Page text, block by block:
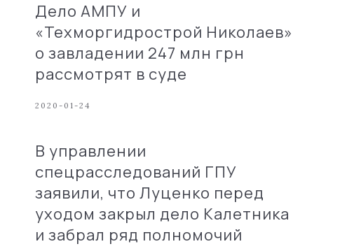
Дело АМПУ и
«Техморгидрострой Николаев»
о завладении 247 млн грн
рассмотрят в суде
2020-01-24
В управлении
спецрасследований ГПУ
заявили, что Луценко перед
уходом закрыл дело Калетника
и забрал ряд полномочий